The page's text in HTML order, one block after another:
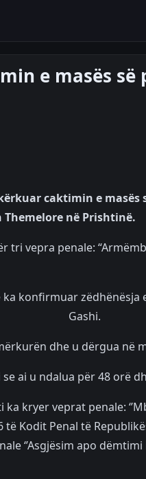
e masës
caktimin e
në Prishtinë.
vepra penale:
konfirmuar zëdhënësja
Gashi.
dhe u dërgua në
ai u ndalua për 48 orë
kryer veprat penale:
Kodit Penal të
‘’Asgjësim apo